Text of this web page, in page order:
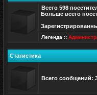
Всего 598
Больше всего
Легенда ::
Статистика
Всего сообщений: